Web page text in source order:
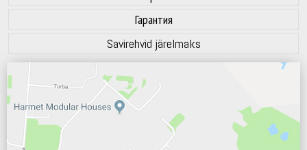
Гарантия
Savirehvid järelmaks